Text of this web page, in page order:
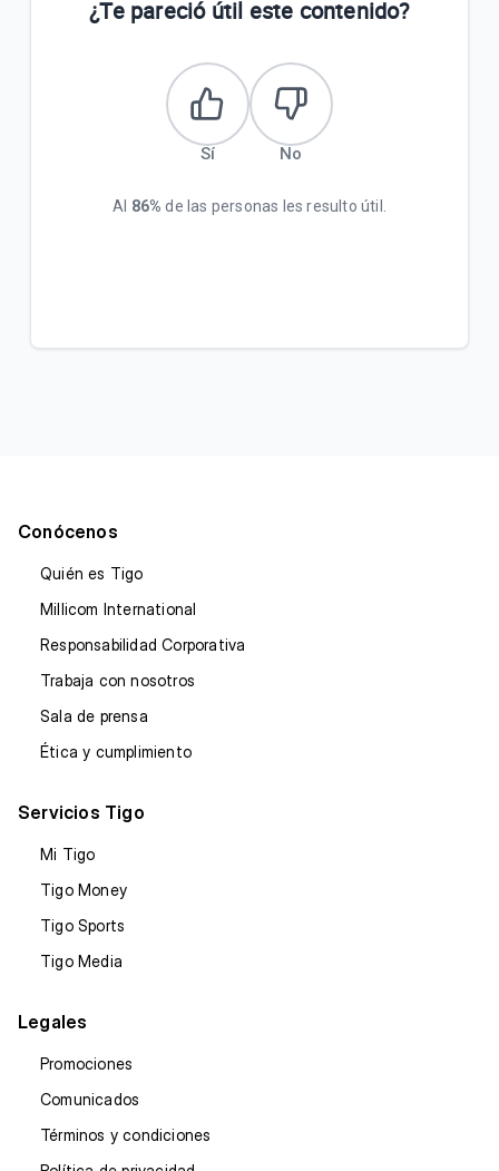
¿Te pareció útil este contenido?
Sí No
Al 86% de las personas les resulto útil.
Conócenos
Quién es Tigo
Millicom International
Responsabilidad Corporativa
Trabaja con nosotros
Sala de prensa
Ética y cumplimiento
Servicios Tigo
Mi Tigo
Tigo Money
Tigo Sports
Tigo Media
Legales
Promociones
Comunicados
Términos y condiciones